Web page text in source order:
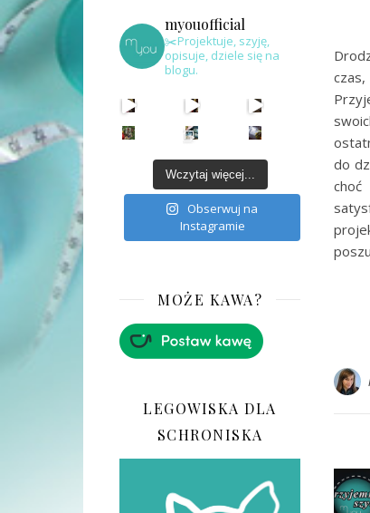
myouofficial
✂️Projektuje, szyję,
opisuje, dziele się na
blogu.
Wczytaj więcej...
Obserwuj na
Instagramie
MOŻE KAWA?
LEGOWISKA DLA
SCHRONISKA
do